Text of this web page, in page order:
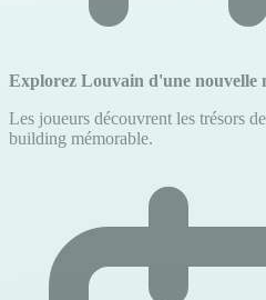
Explorez Louvain d'une nouvelle
Les joueurs découvrent les trésors
building mémorable.